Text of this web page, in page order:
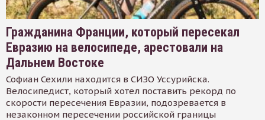
Гражданина Франции, который пересекал
Евразию на велосипеде, арестовали на
Дальнем Востоке
Софиан Сехили находится в СИЗО Уссурийска.
Велосипедист, который хотел поставить рекорд по
скорости пересечения Евразии, подозревается в
незаконном пересечении российской границы